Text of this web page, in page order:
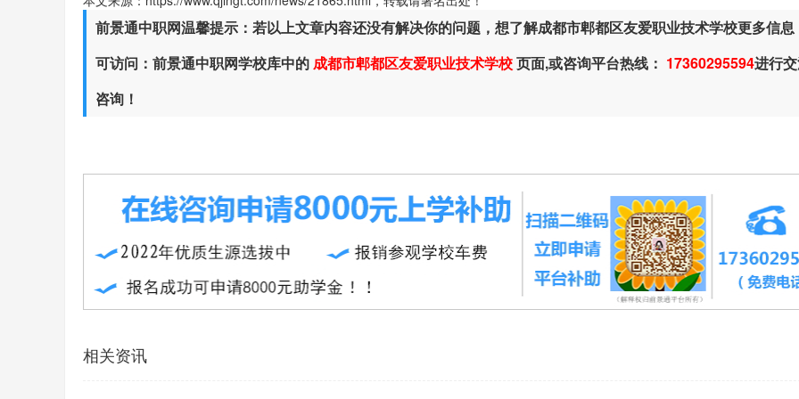
前景通中职网温馨提示：若以上文章内容还没有解决你的问题，想了解成都市郫都区友爱职业技术学校更多信息
可访问：前景通中职网学校库中的成都市郫都区友爱职业技术学校页面,或咨询平台热线： 17360295594进行
咨询！
相关资讯